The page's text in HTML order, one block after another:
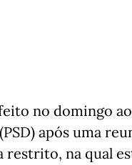
no domingo
após uma
na qual